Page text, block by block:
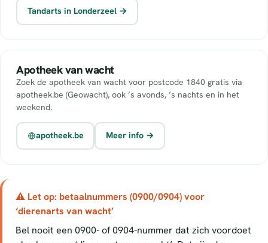
Tandarts in Londerzeel →
Apotheek van wacht
Zoek de apotheek van wacht voor postcode 1840 gratis via
apotheek.be (Geowacht), ook ’s avonds, ’s nachts en in het
weekend.
apotheek.be Meer info →
⚠ Let op: betaalnummers (0900/0904) voor
‘dierenarts van wacht’
Bel nooit een 0900- of 0904-nummer dat zich voordoet